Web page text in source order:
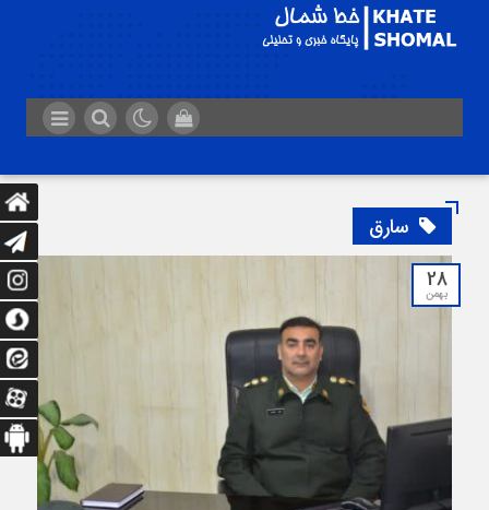
سارق
28
بهمن